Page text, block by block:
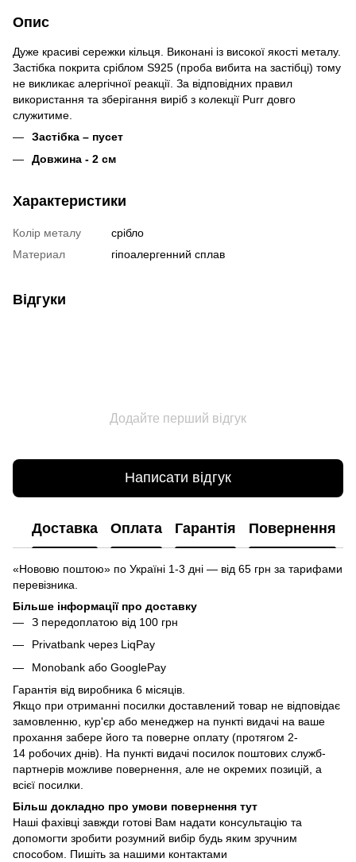
Опис
Дуже красиві сережки кільця. Виконані із високої якості металу.
Застібка покрита сріблом S925 (проба вибита на застібці) тому
не викликає алергічної реакції. За відповідних правил
використання та зберігання виріб з колекції Purr довго
служитиме.
Застібка – пусет
Довжина - 2 см
Характеристики
Колір металу
срібло
Материал
гіпоалергенний сплав
Відгуки
Додайте перший відгук
Написати відгук
Доставка Оплата Гарантія Повернення
«Нововю поштою» по Україні 1-3 дні — від 65 грн за тарифами
перевізника.
Більше інформації про доставку
З передоплатою від 100 грн
Privatbank через LiqPay
Monobank або GooglePay
Гарантія від виробника 6 місяців.
Якщо при отриманні посилки доставлений товар не відповідає
замовленню, кур'єр або менеджер на пункті видачі на ваше
прохання забере його та поверне оплату (протягом 2-
14 робочих днів). На пункті видачі посилок поштових служб-
партнерів можливе повернення, але не окремих позицій, а
всієї посилки.
Більш докладно про умови повернення тут
Наші фахівці завжди готові Вам надати консультацію та
допомогти зробити розумний вибір будь яким зручним
способом. Пишіть за нашими контактами